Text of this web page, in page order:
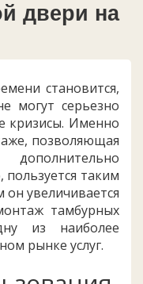
двери на
становится,
могут серьезно
кризисы. Именно
позволяющая
пользуется таким
увеличивается
тамбурных
из наиболее
рынке услуг.